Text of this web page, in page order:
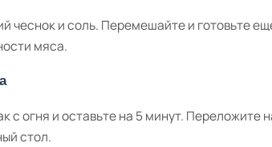
чеснок и соль. Перемешайте и готовьте
мяса.
с огня и оставьте на 5 минут. Переложите
стол.